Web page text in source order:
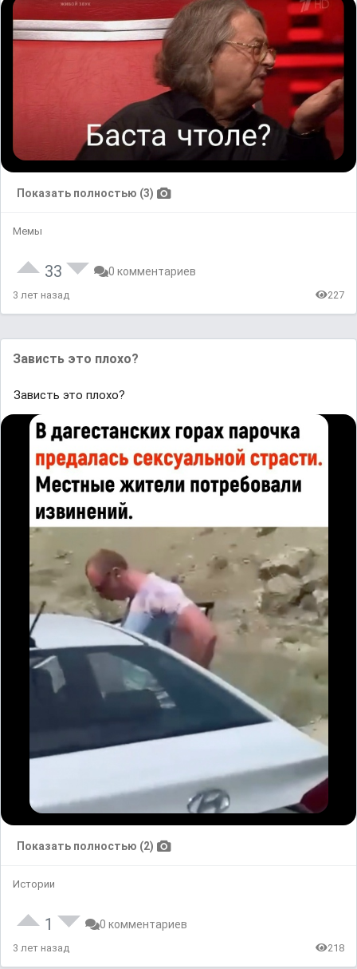
Показать полностью (3)
Мемы
33 0 комментариев
3 лет назад 227
Зависть это плохо?
Зависть это плохо?
Показать полностью (2)
Истории
1 0 комментариев
3 лет назад 218